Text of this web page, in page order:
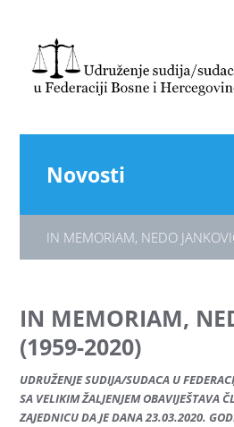
Novosti
IN MEMORIAM, NEDO
IN MEMORIAM,
(1959-2020)
UDRUŽENJE SUDIJA/SUDACA U
SA VELIKIM ŽALJENJEM OBAVIJEŠTAVA
ZAJEDNICU DA JE DANA 23.03.2020.